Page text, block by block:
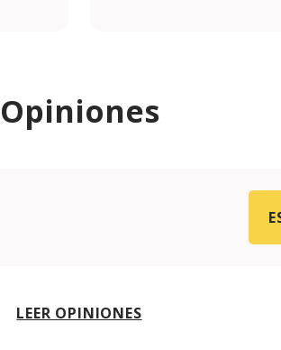
Opiniones
LEER OPINIONES